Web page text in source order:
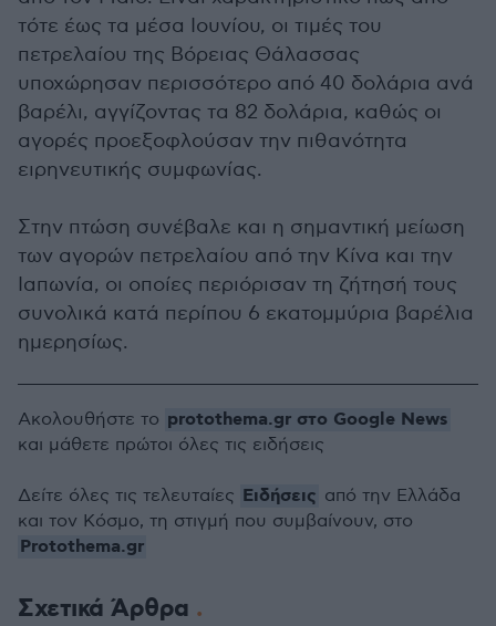
τότε έως τα μέσα Ιουνίου, οι τιμές του
πετρελαίου της Βόρειας Θάλασσας
υποχώρησαν περισσότερο από 40 δολάρια ανά
βαρέλι, αγγίζοντας τα 82 δολάρια, καθώς οι
αγορές προεξοφλούσαν την πιθανότητα
ειρηνευτικής συμφωνίας.
Στην πτώση συνέβαλε και η σημαντική μείωση
των αγορών πετρελαίου από την Κίνα και την
Ιαπωνία, οι οποίες περιόρισαν τη ζήτησή τους
συνολικά κατά περίπου 6 εκατομμύρια βαρέλια
ημερησίως.
Σχετικά Άρθρα
Ακολουθήστε το protothema.gr στο Google News
και μάθετε πρώτοι όλες τις ειδήσεις
Δείτε όλες τις τελευταίες Ειδήσεις από την Ελλάδα
και τον Κόσμο, τη στιγμή που συμβαίνουν, στο
Protothema.gr